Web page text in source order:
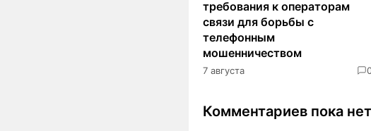
требования к операторам
связи для борьбы с
телефонным
мошенничеством
7 августа
Комментариев пока нет